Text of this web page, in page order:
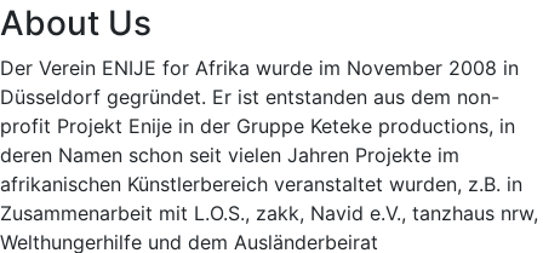
About Us
Der Verein ENIJE for Afrika wurde im November 2008 in
Düsseldorf gegründet. Er ist entstanden aus dem non-
profit Projekt Enije in der Gruppe Keteke productions, in
deren Namen schon seit vielen Jahren Projekte im
afrikanischen Künstlerbereich veranstaltet wurden, z.B. in
Zusammenarbeit mit L.O.S., zakk, Navid e.V., tanzhaus nrw,
Welthungerhilfe und dem Ausländerbeirat